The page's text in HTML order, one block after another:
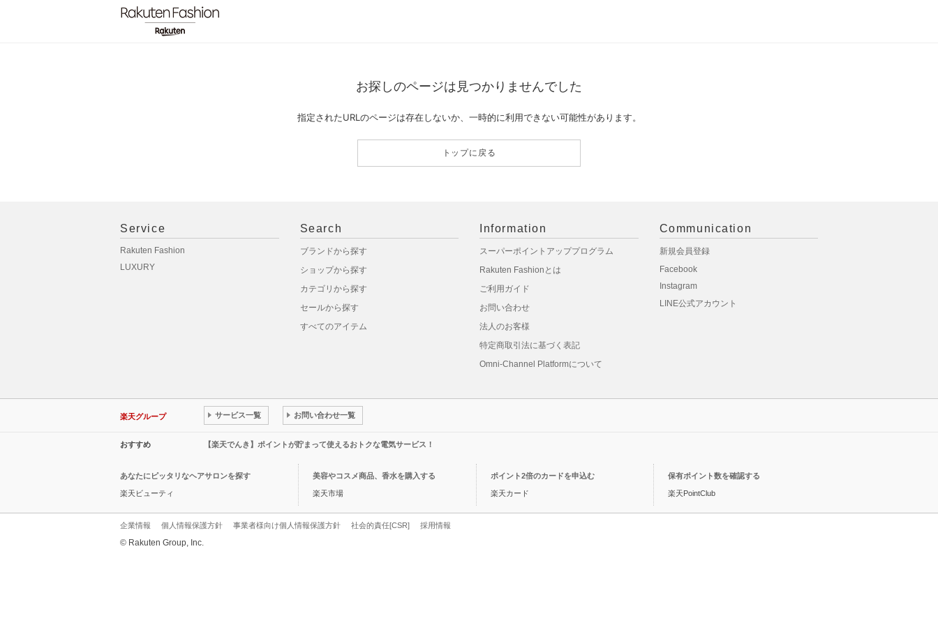
お探しのページは見つかりませんでした
指定されたURLのページは存在しないか、一時的に利用できない可能性があります。
トップに戻る
Service
Rakuten Fashion
LUXURY
Search
ブランドから探す
ショップから探す
カテゴリから探す
セールから探す
すべてのアイテム
Information
スーパーポイントアッププログラム
Rakuten Fashionとは
ご利用ガイド
お問い合わせ
法人のお客様
特定商取引法に基づく表記
Omni-Channel Platformについて
Communication
新規会員登録
Facebook
Instagram
LINE公式アカウント
楽天グループ サービス一覧 お問い合わせ一覧
おすすめ 【楽天でんき】ポイントが貯まって使えるおトクな電気サービス！
あなたにピッタリなヘアサロンを探す
楽天ビューティ
美容やコスメ商品、香水を購入する
楽天市場
ポイント2倍のカードを申込む
楽天カード
保有ポイント数を確認する
楽天PointClub
企業情報 個人情報保護方針 事業者様向け個人情報保護方針 社会的責任[CSR] 採用情報
© Rakuten Group, Inc.